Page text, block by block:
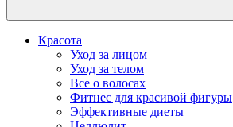
Красота
Уход за лицом
Уход за телом
Все о волосах
Фитнес для красивой фигуры
Эффективные диеты